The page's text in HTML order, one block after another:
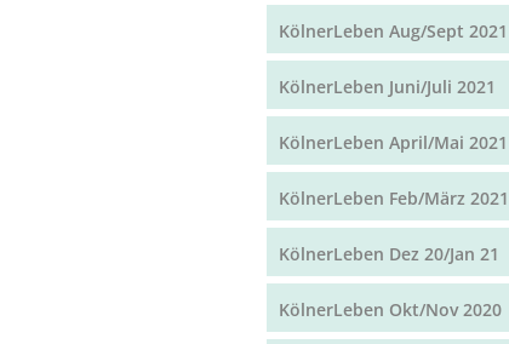
KölnerLeben Aug/Sept 2021
KölnerLeben Juni/Juli 2021
KölnerLeben April/Mai 2021
KölnerLeben Feb/März 2021
KölnerLeben Dez 20/Jan 21
KölnerLeben Okt/Nov 2020